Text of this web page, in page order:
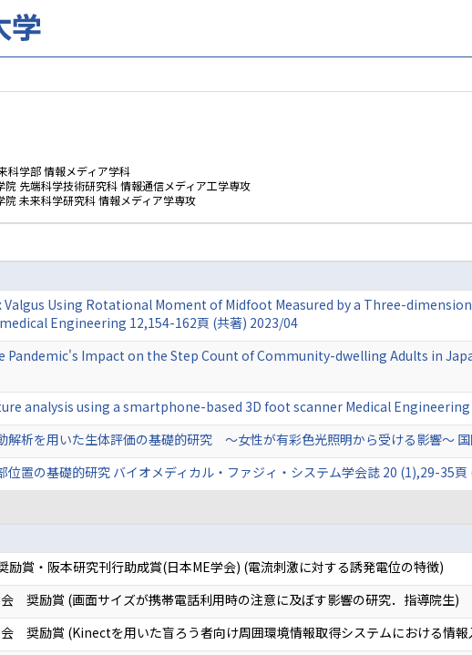
科学部 情報メディア学科
院 先端科学技術研究科 情報通信メディア工学専攻
院 未来科学研究科 情報メディア学専攻
Valgus Using Rotational Moment of Midfoot Measured by a Three-
Engineering 12,154-162頁 (共著) 2023/04
Pandemic's Impact on the Step Count of Community-dwelling Adults in
analysis using a smartphone-based 3D foot scanner Medical Engineering
解析を用いた生体評価の基礎的研究 ～女性が有彩色光照明から受ける影響～
位置の基礎的研究 バイオメディカル・ファジィ・システム学会誌 20 (1),29-35
励賞・阪本研究刊行助成賞(日本ME学会) (電流刺激に対する誘発電位の特徴)
奨励賞 (画面サイズが携帯電話利用時の注意に及ぼす影響の研究．指導院生)
奨励賞 (Kinectを用いた盲ろう者向け周囲環境情報取得システムにおける情報